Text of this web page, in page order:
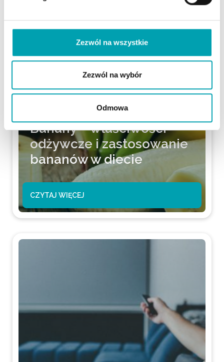
Zezwól na wszystkie
Zezwól na wybór
Odmowa
Banany – właściwości
odżywcze i zastosowanie
bananów w diecie
CZYTAJ WIĘCEJ